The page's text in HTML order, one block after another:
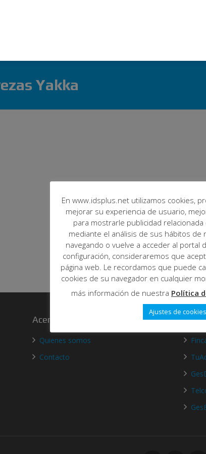
Yakka
Acerca de nosotros
Quienes somos
Contacto
En www.idsplus.net utilizamos cookies,
mejorar su experiencia de usuario,
para mostrarle publicidad
mediante el análisis de sus hábitos de
navegando o vuelve a acceder al portal
configuración, consideraremos que
página web. Le recordamos que puede
cookies de su navegador en cualquier
más información de nuestra Política
Ajustes de cookies